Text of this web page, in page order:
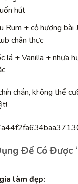
hút
Rum + cỏ hương bài
chân thực
lá + Vanilla + nhựa
chắn, không thể
Để Có Được
làm đẹp: